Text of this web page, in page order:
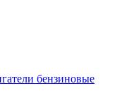
бензиновые